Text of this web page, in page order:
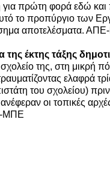
για πρώτη φορά εδώ και
το προπύργιο των
αποτελέσματα.
έκτης τάξης
της, στη μικρή
ελαφρά
του σχολείου)
οι τοπικές
ΜΠΕ